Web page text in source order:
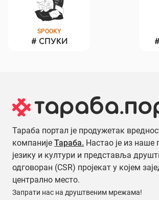
SPOOKY
# СПУКИ
#
Тараба портал је продужетак
компаније Тараба. Настао је из наше
језику и култури и представља
одговоран (CSR) пројекат у којем
централно место.
Запрати нас на друштвеним мрежама!